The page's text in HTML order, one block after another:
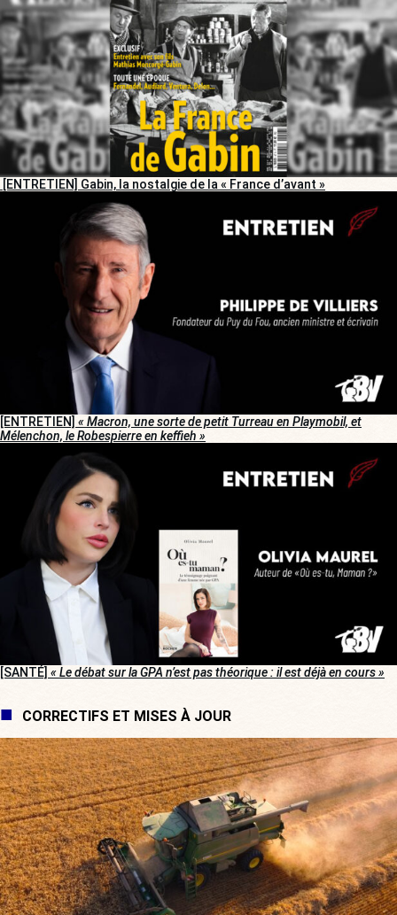
[ENTRETIEN] Gabin, la nostalgie de la « France d’avant »
[ENTRETIEN] « Macron, une sorte de petit Turreau en Playmobil, et
Mélenchon, le Robespierre en keffieh »
[SANTÉ] « Le débat sur la GPA n’est pas théorique : il est déjà en cours »
CORRECTIFS ET MISES À JOUR